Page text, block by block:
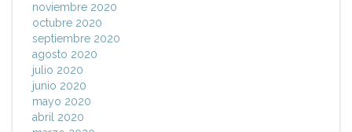
noviembre 2020
octubre 2020
septiembre 2020
agosto 2020
julio 2020
junio 2020
mayo 2020
abril 2020